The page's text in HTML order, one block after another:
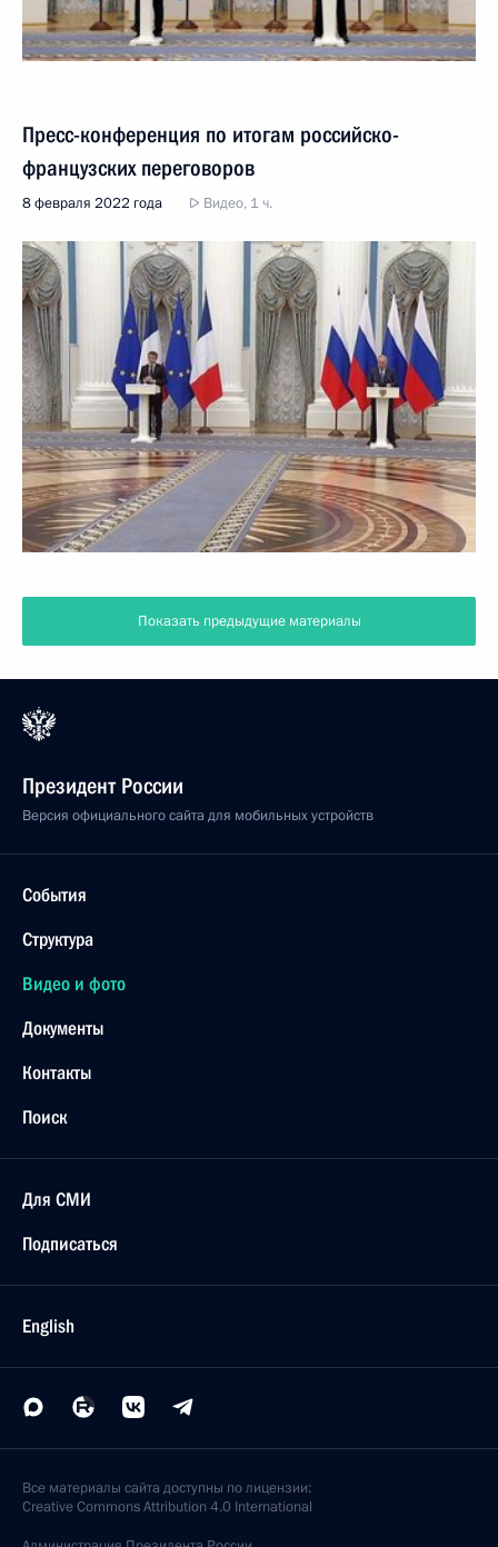
Пресс-конференция по итогам российско-
французских переговоров
8 февраля 2022 года Видео, 1 ч.
Показать предыдущие материалы
Президент России
Версия официального сайта для мобильных устройств
События
Структура
Видео и фото
Документы
Контакты
Поиск
Для СМИ
Подписаться
English
Все материалы сайта доступны по лицензии:
Creative Commons Attribution 4.0 International